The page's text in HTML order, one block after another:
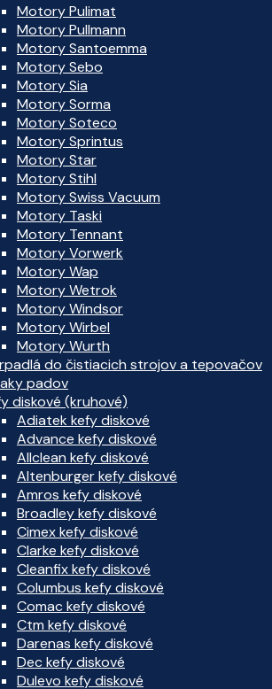
Motory Pulimat
Motory Pullmann
Motory Santoemma
Motory Sebo
Motory Sia
Motory Sorma
Motory Soteco
Motory Sprintus
Motory Star
Motory Stihl
Motory Swiss Vacuum
Motory Taski
Motory Tennant
Motory Vorwerk
Motory Wap
Motory Wetrok
Motory Windsor
Motory Wirbel
Motory Wurth
do čistiacich strojov a tepovačov
padov
diskové (kruhové)
Adiatek kefy diskové
Advance kefy diskové
Allclean kefy diskové
Altenburger kefy diskové
Amros kefy diskové
Broadley kefy diskové
Cimex kefy diskové
Clarke kefy diskové
Cleanfix kefy diskové
Columbus kefy diskové
Comac kefy diskové
Ctm kefy diskové
Darenas kefy diskové
Dec kefy diskové
Dulevo kefy diskové